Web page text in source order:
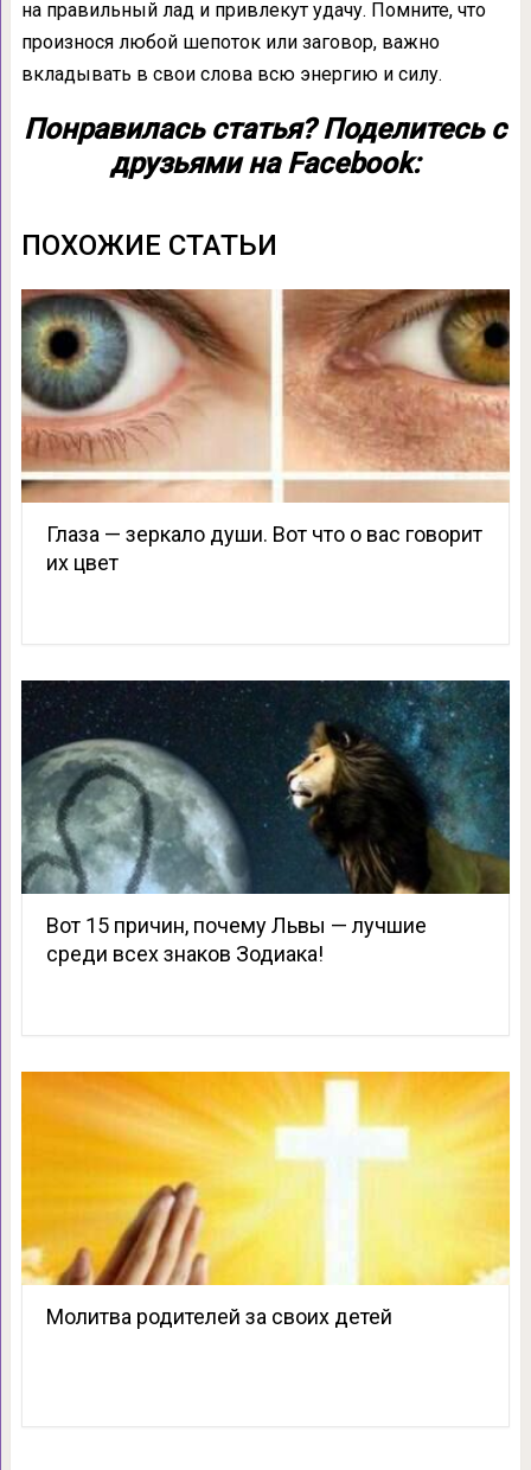
на правильный лад и привлекут удачу. Помните, что
произнося любой шепоток или заговор, важно
вкладывать в свои слова всю энергию и силу.
Понравилась статья? Поделитесь с
друзьями на Facebook:
ПОХОЖИЕ СТАТЬИ
Глаза — зеркало души. Вот что о вас говорит
их цвет
Вот 15 причин, почему Львы — лучшие
среди всех знаков Зодиака!
Молитва родителей за своих детей